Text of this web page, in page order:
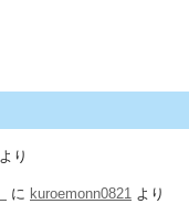
より
に kuroemonn0821 より